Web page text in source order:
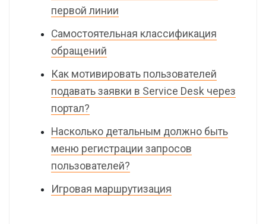
первой линии
Самостоятельная классификация
обращений
Как мотивировать пользователей
подавать заявки в Service Desk через
портал?
Насколько детальным должно быть
меню регистрации запросов
пользователей?
Игровая маршрутизация